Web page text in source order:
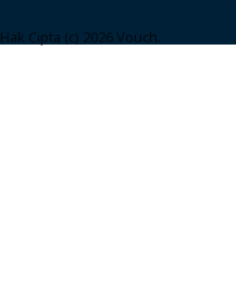
Hak Cipta (c) 2026 Vouch.